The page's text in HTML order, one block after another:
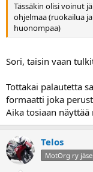
Tässäkin olisi voinut
ohjelmaa (ruokailua
huonompaa)
Sori, taisin vaan
Tottakai palautetta
formaatti joka
Aika tosiaan
Telos
MotOrg ry